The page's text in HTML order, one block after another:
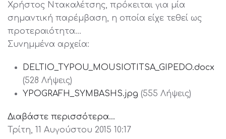
Χρήστος Ντακαλέτσης, πρόκειται για μία
σημαντική παρέμβαση, η οποία είχε τεθεί ως
προτεραιότητα…
Συνημμένα αρχεία:
DELTIO_TYPOU_MOUSIOTITSA_GIPEDO.docx
(528 Λήψεις)
YPOGRAFH_SYMBASHS.jpg (555 Λήψεις)
Διαβάστε περισσότερα...
Τρίτη, 11 Αυγούστου 2015 10:17